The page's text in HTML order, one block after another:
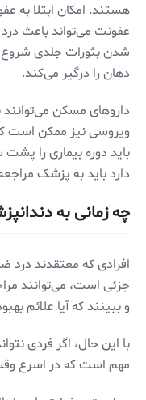
هستند. امکان ابتلا به
عفونت می‌تواند باعث
شدن بثورات جلدی
دهان را درگیر می‌کند.
داروهای مسکن
ویروسی نیز ممکن است
باید دوره بیماری را
دارد باید به پزشک
چه زمانی به
افرادی که معتقدند درد
جزئی است، می‌توانند
و ببینند که آیا علائم
با این حال، اگر فردی
مهم است که در اسرع